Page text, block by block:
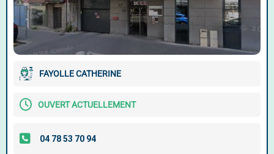
FAYOLLE CATHERINE
OUVERT ACTUELLEMENT